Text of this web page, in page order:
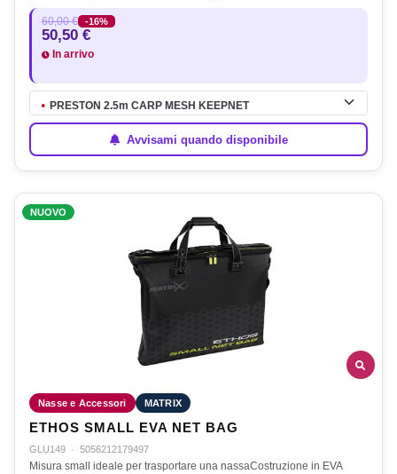
60,00 € -16%
50,50 €
In arrivo
● PRESTON 2.5m CARP MESH KEEPNET
Avvisami quando disponibile
NUOVO
Nasse e Accessori MATRIX
ETHOS SMALL EVA NET BAG
GLU149 · 5056212179497
Misura small ideale per trasportare una nassaCostruzione in EVA